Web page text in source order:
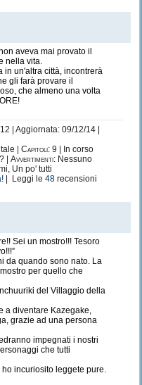
aveva mai provato il
nella vita.
in un'altra città, incontrerà
gli farà provare il
che almeno una volta
| Aggiornata: 09/12/14 |
| Capitoli: 9 | In corso
| Avvertimenti: Nessuno
Un po' tutti
| Leggi le 48 recensioni
Sei un mostro!!! Tesoro
da quando sono nato. La
per quello che
del Villaggio della
a diventare Kazegake,
grazie ad una persona
impegnati i nostri
che tutti
incuriosito leggete pure.